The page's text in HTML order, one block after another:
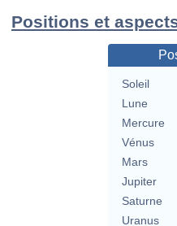
Positions et
Soleil
Lune
Mercure
Vénus
Mars
Jupiter
Saturne
Uranus